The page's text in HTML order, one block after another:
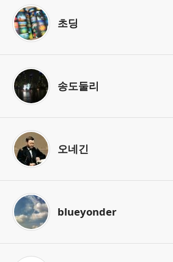
초딩
송도둘리
오네긴
blueyonder